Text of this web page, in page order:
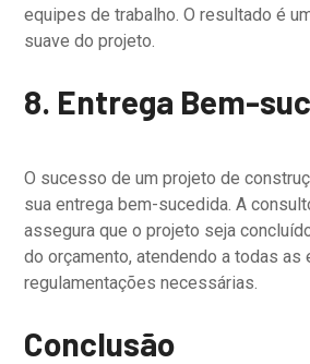
equipes de trabalho. O resultado é
suave do projeto.
8. Entrega Bem-
O sucesso de um projeto de
sua entrega bem-sucedida. A
assegura que o projeto seja
do orçamento, atendendo a todas
regulamentações necessárias.
Conclusão